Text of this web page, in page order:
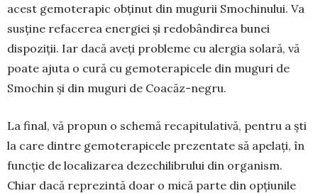
acest gemo­terapic obținut din mugurii Smochinului. Va
susține refacerea energiei și redobândirea bunei
dispoziții. Iar dacă aveți probleme cu alergia solară, vă
poate ajuta o cură cu gemoterapicele din muguri de
Smochin și din muguri de Coacăz-negru.
La final, vă propun o schemă recapitulativă, pentru a ști
la care dintre gemoterapicele prezentate să apelați, în
funcție de localizarea dezechilibrului din organism.
Chiar dacă reprezintă doar o mică parte din opțiunile